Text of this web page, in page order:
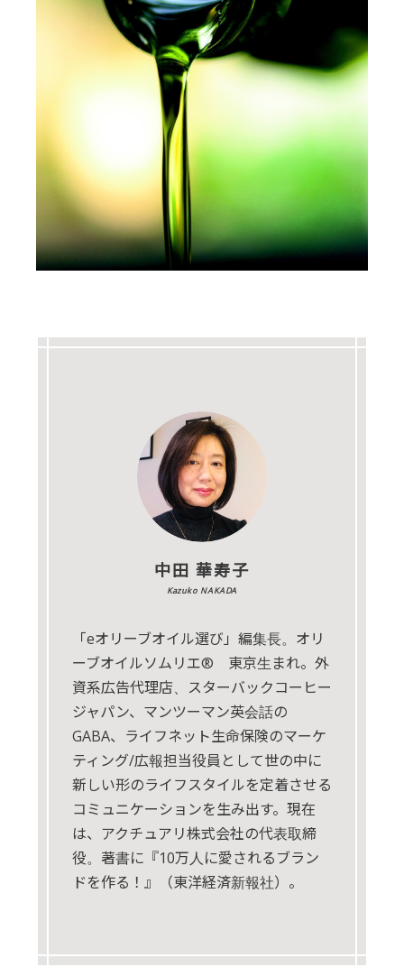
中田 華寿子
Kazuko NAKADA
「eオリーブオイル選び」編集長。オリ
ーブオイルソムリエ® 東京生まれ。外
資系広告代理店、スターバックコーヒー
ジャパン、マンツーマン英会話の
GABA、ライフネット生命保険のマーケ
ティング/広報担当役員として世の中に
新しい形のライフスタイルを定着させる
コミュニケーションを生み出す。現在
は、アクチュアリ株式会社の代表取締
役。著書に『10万人に愛されるブラン
ドを作る！』（東洋経済新報社）。